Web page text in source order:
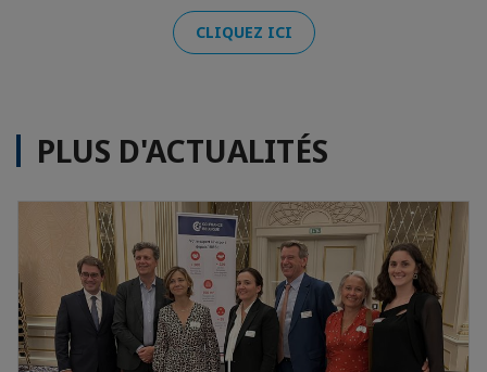
CLIQUEZ ICI
PLUS D'ACTUALITÉS